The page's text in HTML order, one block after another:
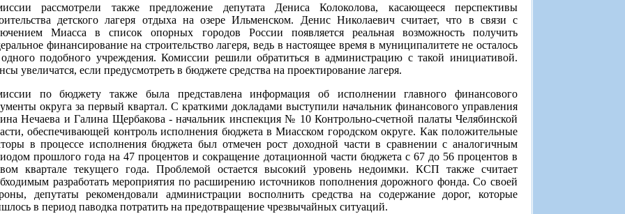
рассмотрели также предложение депутата Дениса Колоколова, касающееся перспективы
детского лагеря отдыха на озере Ильменском. Денис Николаевич считает, что в связи с
Миасса в список опорных городов России появляется реальная возможность получить
финансирование на строительство лагеря, ведь в настоящее время в муниципалитете не осталось
подобного учреждения. Комиссии решили обратиться в администрацию с такой инициативой.
увеличатся, если предусмотреть в бюджете средства на проектирование лагеря.
по бюджету также была представлена информация об исполнении главного финансового
округа за первый квартал. С краткими докладами выступили начальник финансового управления
Нечаева и Галина Щербакова - начальник инспекция № 10 Контрольно-счетной палаты Челябинской
обеспечивающей контроль исполнения бюджета в Миасском городском округе. Как положительные
в процессе исполнения бюджета был отмечен рост доходной части в сравнении с аналогичным
прошлого года на 47 процентов и сокращение дотационной части бюджета с 67 до 56 процентов в
квартале текущего года. Проблемой остается высокий уровень недоимки. КСП также считает
разработать мероприятия по расширению источников пополнения дорожного фонда. Со своей
депутаты рекомендовали администрации восполнить средства на содержание дорог, которые
в период паводка потратить на предотвращение чрезвычайных ситуаций.